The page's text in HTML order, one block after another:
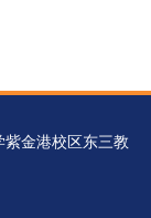
紫金港校区东三教